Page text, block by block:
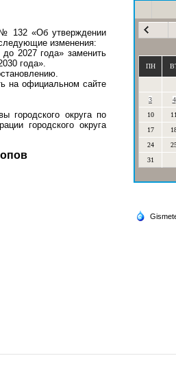
№ 132 «Об утверждении
изменения:
2027 года» заменить
года».
на официальном сайте
городского округа по
городского округа
ПН
3
4
10
11
17
24
31